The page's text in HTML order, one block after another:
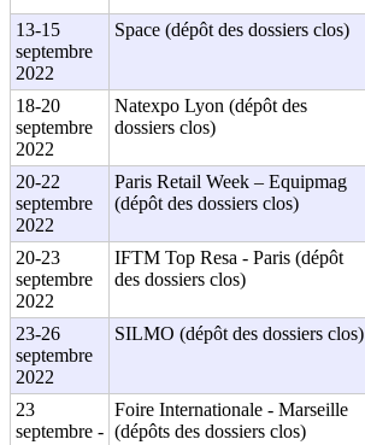
13-15
septembre
2022
Space (dépôt des dossiers clos)
18-20
septembre
2022
Natexpo Lyon (dépôt des
dossiers clos)
20-22
septembre
2022
Paris Retail Week – Equipmag
(dépôt des dossiers clos)
20-23
septembre
2022
IFTM Top Resa - Paris (dépôt
des dossiers clos)
23-26
septembre
2022
SILMO (dépôt des dossiers clos)
23
septembre -
Foire Internationale - Marseille
(dépôts des dossiers clos)